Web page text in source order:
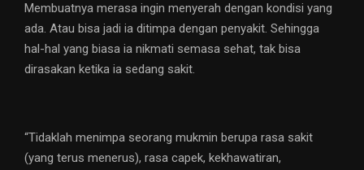
Membuatnya merasa ingin menyerah dengan kondisi yang
ada. Atau bisa jadi ia ditimpa dengan penyakit. Sehingga
hal-hal yang biasa ia nikmati semasa sehat, tak bisa
dirasakan ketika ia sedang sakit.
“Tidaklah menimpa seorang mukmin berupa rasa sakit
(yang terus menerus), rasa capek, kekhawatiran,